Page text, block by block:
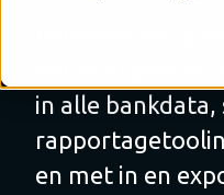
Verbeter de
in alle bankdata,
en met in en